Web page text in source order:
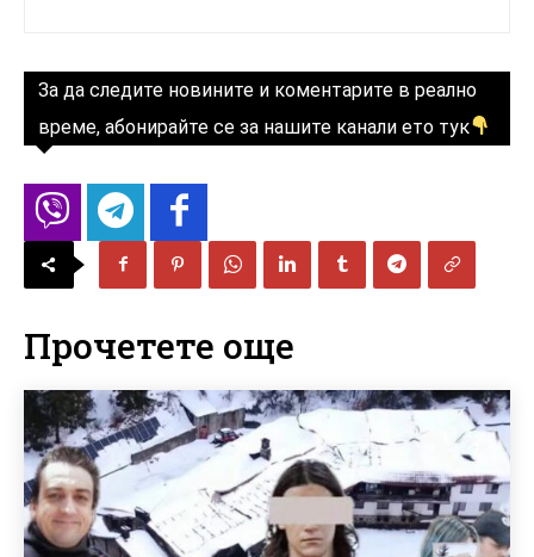
За да следите новините и коментарите в реално
време, абонирайте се за нашите канали ето тук
Прочетете още